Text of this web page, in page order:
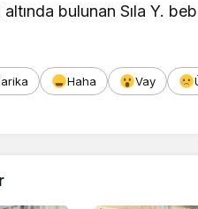
bulunan Sıla Y.
Haha Vay